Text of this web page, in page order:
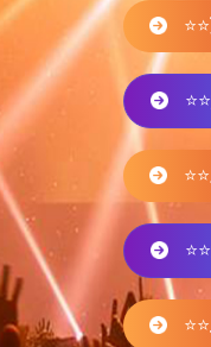
⭐⭐
⭐⭐
⭐⭐
⭐⭐
⭐⭐